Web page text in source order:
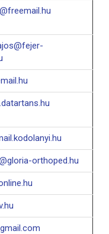
orthoped.hu